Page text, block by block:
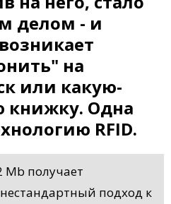
делом - и
на
или какую-
книжку. Одна
RFID.
Mb получает
подход к